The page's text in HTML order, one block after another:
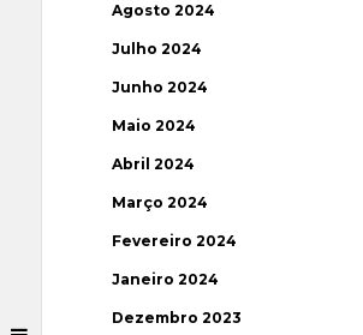
Agosto 2024
Julho 2024
Junho 2024
Maio 2024
Abril 2024
Março 2024
Fevereiro 2024
Janeiro 2024
Dezembro 2023